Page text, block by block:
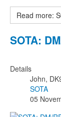
Read more:
SOTA:
Details
John,
SOTA
05